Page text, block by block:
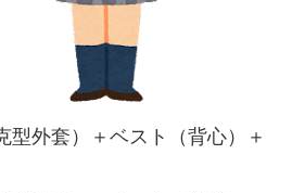
型外套）＋ベスト（背心）＋